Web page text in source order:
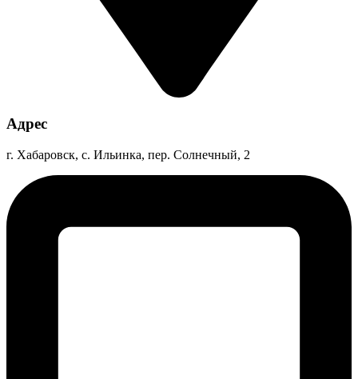
Адрес
г. Хабаровск, с. Ильинка, пер. Солнечный, 2